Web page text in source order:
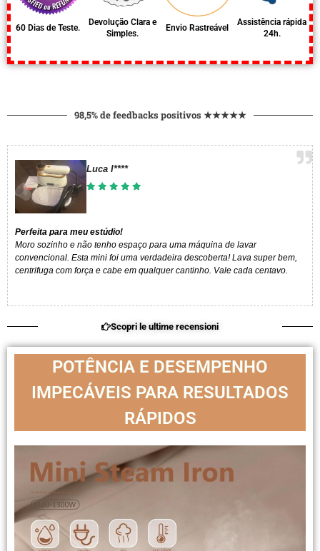
60 Dias de Teste.
Devolução Clara e
Simples.
Envio Rastreável
Assistência rápida
24h.
98,5% de feedbacks positivos ★★★★★
Luca I****​
Perfeita para meu estúdio!
Moro sozinho e não tenho espaço para uma máquina de lavar
convencional. Esta mini foi uma verdadeira descoberta! Lava super bem,
centrifuga com força e cabe em qualquer cantinho. Vale cada centavo.
Scopri le ultime recensioni
POTÊNCIA E DESEMPENHO
IMPECÁVEIS PARA RESULTADOS
RÁPIDOS